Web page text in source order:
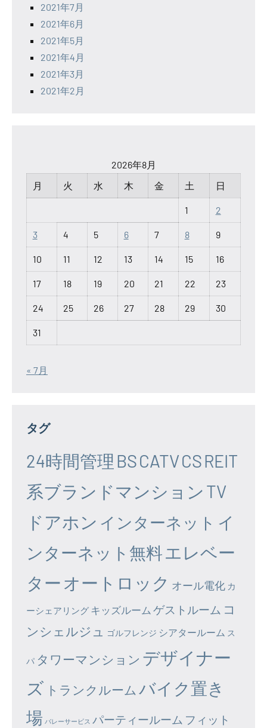
2021年7月
2021年6月
2021年5月
2021年4月
2021年3月
2021年2月
2026年8月
月
火 水 木 金 土 日
1 2
3 4 5 6 7 8 9
10 11 12 13 14 15 16
17 18 19 20 21 22 23
24 25 26 27 28 29 30
31
« 7月
タグ
24時間管理 BSCATVCSREIT
系ブランドマンション TV
ドアホン インターネット イ
ンターネット無料エレベー
ター オートロック オール電化 カ
ーシェアリング キッズルーム ゲストルーム コ
ンシェルジュ
ゴルフレンジ シアタールーム ス
パ タワーマンション デザイナー
ズ トランクルーム バイク置き
場 バレーサービス パーティールーム フィット